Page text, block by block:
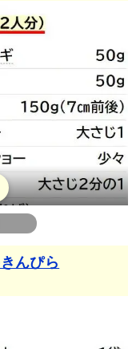
ときのこのスパゲテ
茸の醤油マヨ炒め
茸のホイル焼き
ラダ
♪味噌マヨソース
んぴら